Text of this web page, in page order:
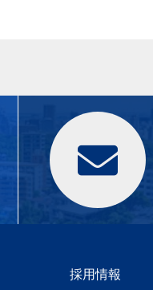
採用情報